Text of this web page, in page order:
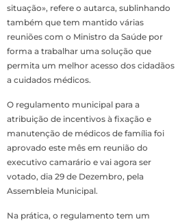
situação», refere o autarca, sublinhando
também que tem mantido várias
reuniões com o Ministro da Saúde por
forma a trabalhar uma solução que
permita um melhor acesso dos cidadãos
a cuidados médicos.
O regulamento municipal para a
atribuição de incentivos à fixação e
manutenção de médicos de família foi
aprovado este mês em reunião do
executivo camarário e vai agora ser
votado, dia 29 de Dezembro, pela
Assembleia Municipal.
Na prática, o regulamento tem um